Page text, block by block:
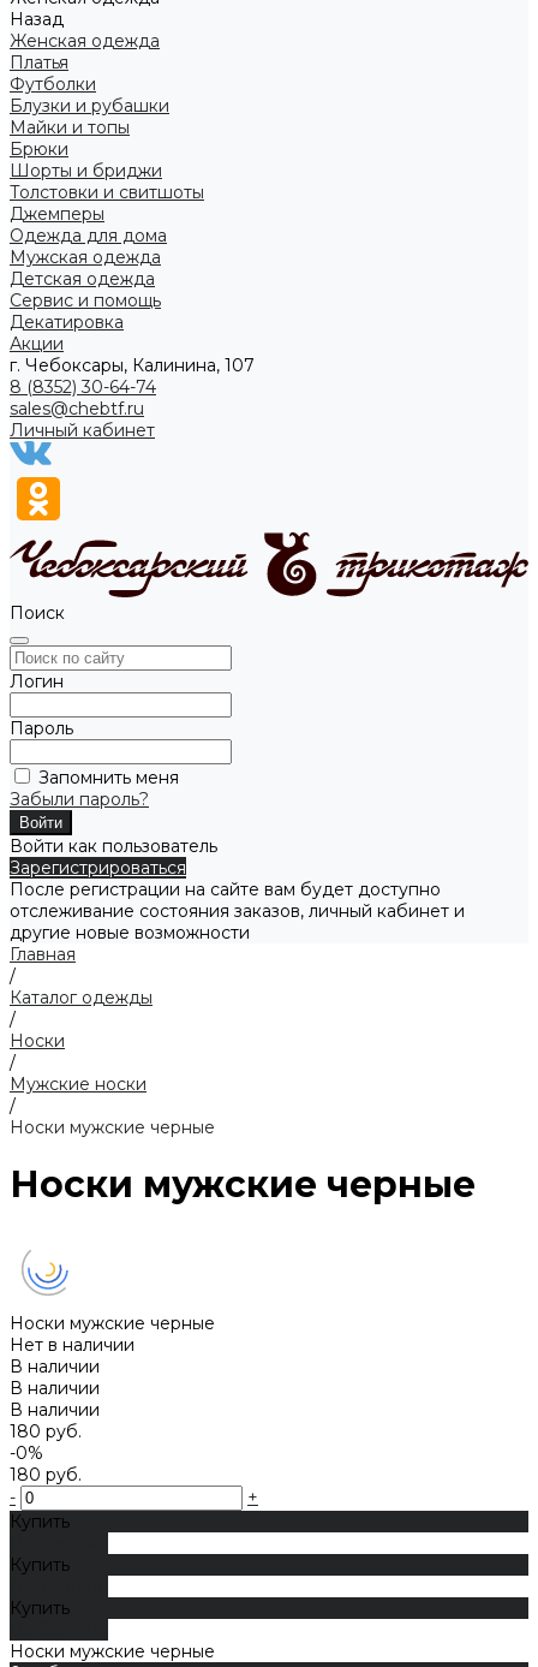
Назад
Женская одежда
Платья
Футболки
Блузки и рубашки
Майки и топы
Брюки
Шорты и бриджи
Толстовки и свитшоты
Джемперы
Одежда для дома
Мужская одежда
Детская одежда
Сервис и помощь
Декатировка
Акции
г. Чебоксары, Калинина, 107
8 (8352) 30-64-74
sales@chebtf.ru
Личный кабинет
Поиск
Логин
Пароль
Запомнить меня
Забыли пароль?
Войти как пользователь
Зарегистрироваться
После регистрации на сайте вам будет доступно
отслеживание состояния заказов, личный кабинет и
другие новые возможности
Главная
/
Каталог одежды
/
Носки
/
Мужские носки
/
Носки мужские черные
Носки мужские черные
Носки мужские черные
Нет в наличии
В наличии
В наличии
В наличии
180 руб.
-0%
180 руб.
-
+
Купить
Купить
Купить
Носки мужские черные